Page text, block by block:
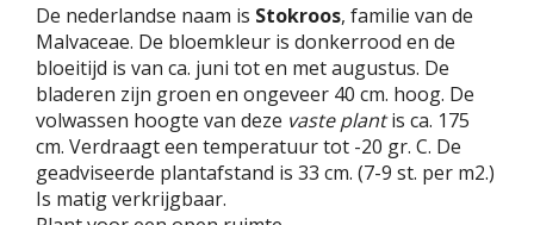
De nederlandse naam is Stokroos, familie van de
Malvaceae. De bloemkleur is donkerrood en de
bloeitijd is van ca. juni tot en met augustus. De
bladeren zijn groen en ongeveer 40 cm. hoog. De
volwassen hoogte van deze vaste plantis ca. 175
cm. Verdraagt een temperatuur tot -20 gr. C. De
geadviseerde plantafstand is 33 cm. (7-9 st. per m2.)
Is matig verkrijgbaar.